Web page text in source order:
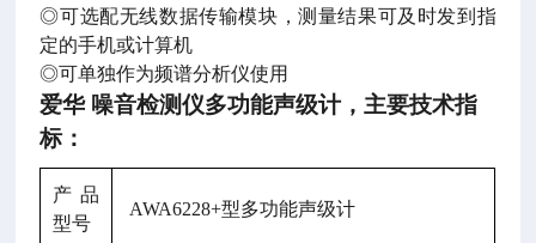
◎可选配无线数据传输模块，测量结果可及时发到指
定的手机或计算机
◎可单独作为频谱分析仪使用
爱华 噪音检测仪多功能声级计， 主要技术指
标 ：
产品
型号
AWA6228+型多功能声级计